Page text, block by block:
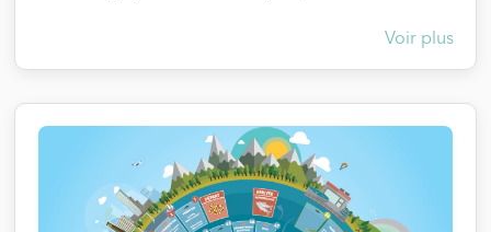
Voir plus
ce havre de paix en pleine nature, en maniant l'art
de la coopération. À chaque tour, vous vous
aménagements, exprimer votre créativité... À vous
de décider ensemble. Le bien-être de la
communauté dépend de l'usage harmonieux de
vos ressources,de vos talents et des imprévus qui